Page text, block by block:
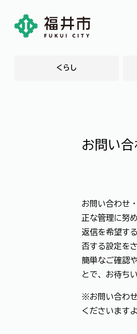
くらし
お問い合
お問い合わせ
正な管理に努
返信を希望す
否する設定を
簡単なご確認
とで、お待ち
※お問い合わ
くださいます